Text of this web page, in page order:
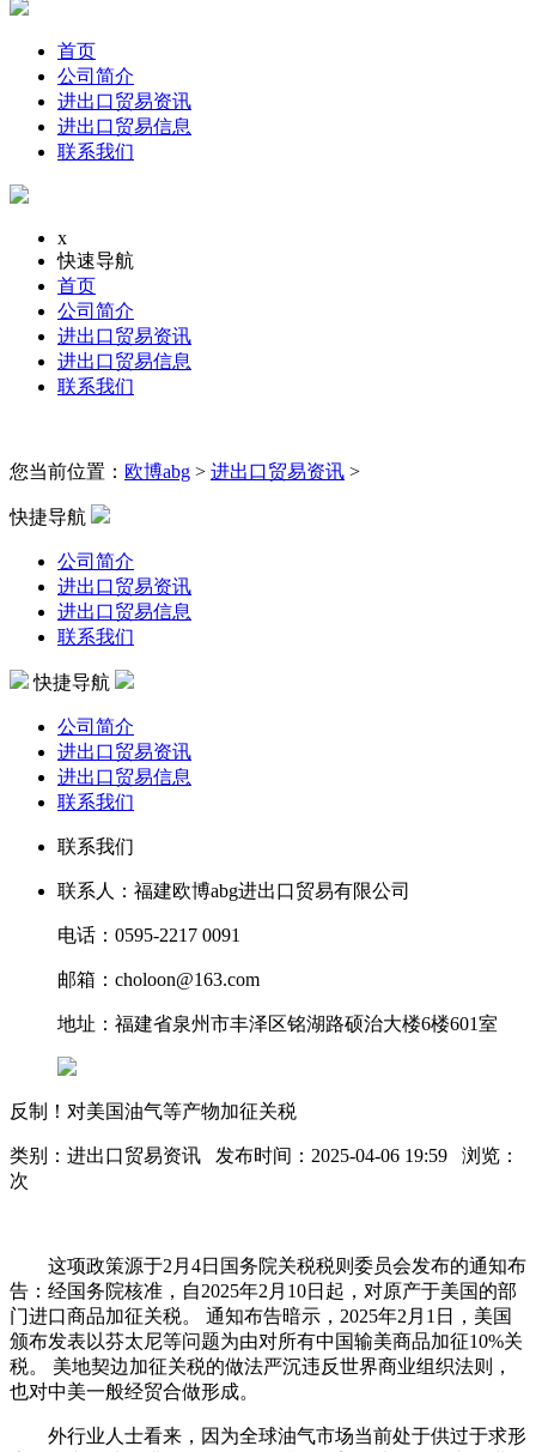
首页
公司简介
进出口贸易资讯
进出口贸易信息
联系我们
x
快速导航
首页
公司简介
进出口贸易资讯
进出口贸易信息
联系我们
您当前位置： 欧博abg > 进出口贸易资讯 >
快捷导航
公司简介
进出口贸易资讯
进出口贸易信息
联系我们
快捷导航
公司简介
进出口贸易资讯
进出口贸易信息
联系我们
联系我们
联系人：福建欧博abg进出口贸易有限公司
电话：0595-2217 0091
邮箱：choloon@163.com
地址：福建省泉州市丰泽区铭湖路硕治大楼6楼601室
反制！对美国油气等产物加征关税
类别：进出口贸易资讯 发布时间：2025-04-06 19:59 浏览：
次
这项政策源于2月4日国务院关税税则委员会发布的通知布
告：经国务院核准，自2025年2月10日起，对原产于美国的部
门进口商品加征关税。 通知布告暗示，2025年2月1日，美国
颁布发表以芬太尼等问题为由对所有中国输美商品加征10%关
税。 美地契边加征关税的做法严沉违反世界商业组织法则，
也对中美一般经贸合做形成。
外行业人士看来，因为全球油气市场当前处于供过于求形